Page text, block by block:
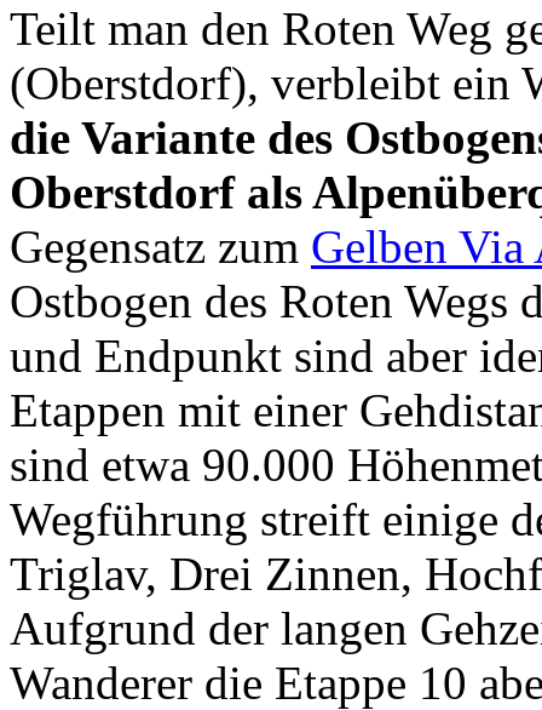
Teilt man den Roten Weg
(Oberstdorf), verbleibt ein
die Variante des
Oberstdorf als
Gegensatz zum Gelben Via
Ostbogen des Roten
und Endpunkt sind aber
Etappen mit einer
sind etwa 90.000
Wegführung streift einige
Triglav, Drei Zinnen,
Aufgrund der langen
Wanderer die Etappe 10